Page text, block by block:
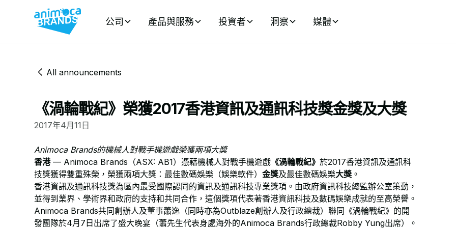
公司 產品與服務 投資者 洞察 媒體
All announcements
《渦輪戰紀》榮獲2017香港資訊及通訊科技獎金獎及大獎
2017年4月11日
Animoca Brands的機械人對戰手機遊戲榮獲兩項大獎​
香港— Animoca Brands（ASX: AB1）憑藉機械人對戰手機遊戲 《渦輪戰紀》於2017香港資訊及通訊科
技獎獲得雙重殊榮，榮獲兩項大獎：最佳數碼娛樂（娛樂軟件）金獎及最佳數碼娛樂大獎 。
香港資訊及通訊科技獎為區內最受國際認同的資訊及通訊科技專業獎項。由政府資訊科技總監辦公室策動，
並得到業界、學術界和政府的支持和共同合作，這個獎項代表著香港資訊科技及數碼娛樂成就的至高榮譽。
Animoca Brands共同創辦人及董事蕭逸（同時亦為Outblaze創辦人及行政總裁）聯同《渦輪戰紀》的開
發團隊於4月7日出席了盛大晚宴（蕭先生代表身處海外的Animoca Brands行政總裁Robby Yung出席）。